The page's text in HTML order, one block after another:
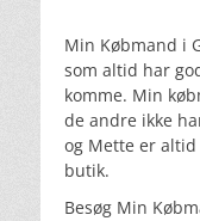
Min Købmand i
som altid har
komme. Min
de andre ikke
og Mette er
butik.
Besøg Min